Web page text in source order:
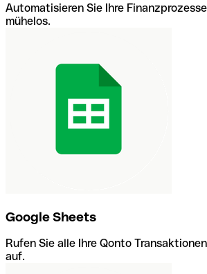
Automatisieren Sie Ihre
mühelos.
Google Sheets
Rufen Sie alle Ihre Qonto
auf.